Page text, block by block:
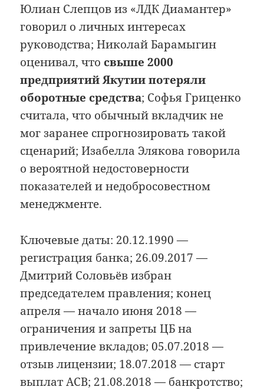
Юлиан Слепцов из «ЛДК Диамантер»
говорил о личных интересах
руководства; Николай Барамыгин
оценивал, что свыше 2000
предприятий Якутии потеряли
оборотные средства; Софья Гриценко
считала, что обычный вкладчик не
мог заранее спрогнозировать такой
сценарий; Изабелла Элякова говорила
о вероятной недостоверности
показателей и недобросовестном
менеджменте.
Ключевые даты: 20.12.1990 —
регистрация банка; 26.09.2017 —
Дмитрий Соловьёв избран
председателем правления; конец
апреля — начало июня 2018 —
ограничения и запреты ЦБ на
привлечение вкладов; 05.07.2018 —
отзыв лицензии; 18.07.2018 — старт
выплат АСВ; 21.08.2018 — банкротство;